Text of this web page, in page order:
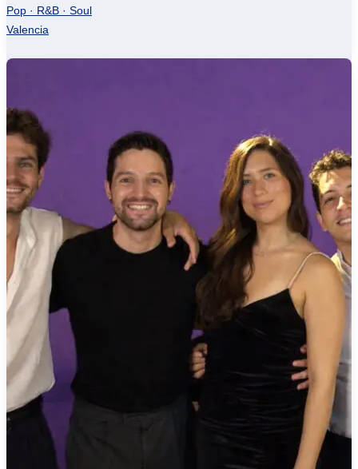
Pop · R&B · Soul
Valencia